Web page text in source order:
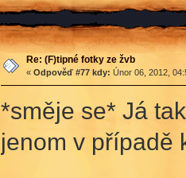
Re: (F)tipné fotky ze žvb
« Odpověď #77 kdy: Únor 06, 2012,
*směje se* Já
jenom v případě